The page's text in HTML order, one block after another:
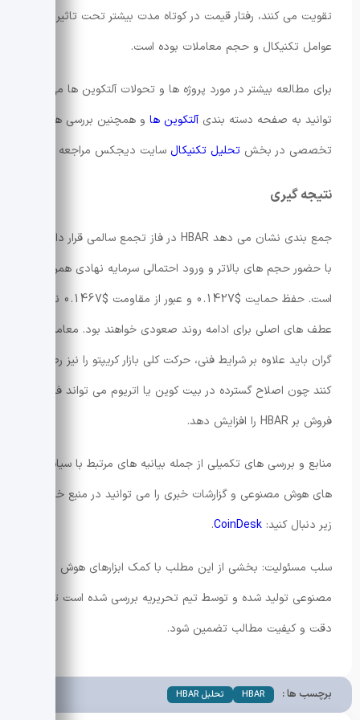
تقویت می کنند، رفتار قیمت در کوتاه مدت بیشتر تحت تاثیر
عوامل تکنیکال و حجم معاملات بوده است.
برای مطالعه بیشتر در مورد پروژه ها و تحولات آلتکوین ها می
توانید به صفحه دسته بندیآلتکوین ها و همچنین بررسی های
تخصصی در بخش تحلیل تکنیکال سایت دیجکس مراجعه کنید.
نتیجه گیری
جمع بندی نشان می دهد HBAR در فاز تجمع سالمی قرار دارد که
با حضور حجم های بالاتر و ورود احتمالی سرمایه نهادی همراه
است. حفظ حمایت $0.1427 و عبور از مقاومت $0.1467 نقطه
عطف های اصلی برای ادامه روند صعودی خواهند بود. معامله
گران باید علاوه بر شرایط فنی، حرکت کلی بازار کریپتو را نیز رصد
کنند چون اصلاح گسترده در بیت کوین یا اتریوم می تواند فشار
فروش بر HBAR را افزایش دهد.
منابع و بررسی های تکمیلی از جمله بیانیه های مرتبط با سیاست
های هوش مصنوعی و گزارشات خبری را می توانید در منبع خارجی
زیر دنبال کنید: CoinDesk
.
سلب مسئولیت: بخشی از این مطلب با کمک ابزارهای هوش
مصنوعی تولید شده و توسط تیم تحریریه بررسی شده است تا
دقت و کیفیت مطالب تضمین شود.
برچسب ها : HBAR تحلیل HBAR